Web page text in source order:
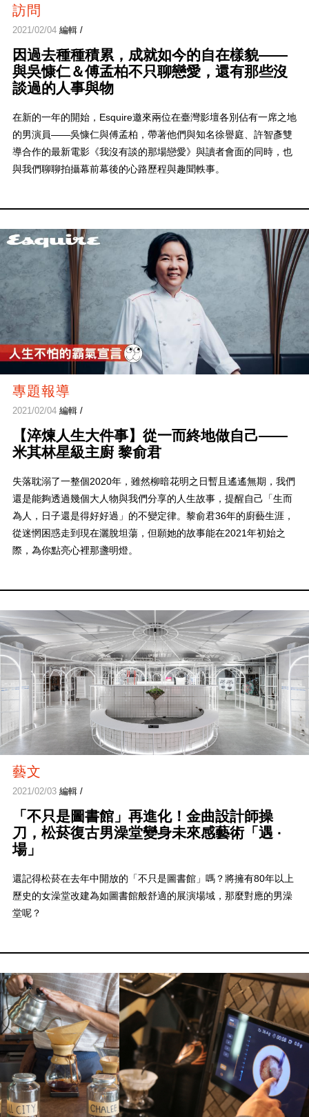
訪問
2021/02/04編輯 /
因過去種種積累，成就如今的自在樣貌——
與吳慷仁＆傅孟柏不只聊戀愛，還有那些沒
談過的人事與物
在新的一年的開始，Esquire邀來兩位在臺灣影壇各別佔有一席之地
的男演員——吳慷仁與傅孟柏，帶著他們與知名徐譽庭、許智彥雙
導合作的最新電影《我沒有談的那場戀愛》與讀者會面的同時，也
與我們聊聊拍攝幕前幕後的心路歷程與趣聞軼事。
專題報導
2021/02/04編輯 /
【淬煉人生大件事】從一而終地做自己——
米其林星級主廚 黎俞君
失落耽溺了一整個2020年，雖然柳暗花明之日暫且遙遙無期，我們
還是能夠透過幾個大人物與我們分享的人生故事，提醒自己「生而
為人，日子還是得好好過」的不變定律。黎俞君36年的廚藝生涯，
從迷惘困惑走到現在灑脫坦蕩，但願她的故事能在2021年初始之
際，為你點亮心裡那盞明燈。
藝文
2021/02/03編輯 /
「不只是圖書館」再進化！金曲設計師操
刀，松菸復古男澡堂變身未來感藝術「遇 ·
場」
還記得松菸在去年中開放的「不只是圖書館」嗎？將擁有80年以上
歷史的女澡堂改建為如圖書館般舒適的展演場域，那麼對應的男澡
堂呢？